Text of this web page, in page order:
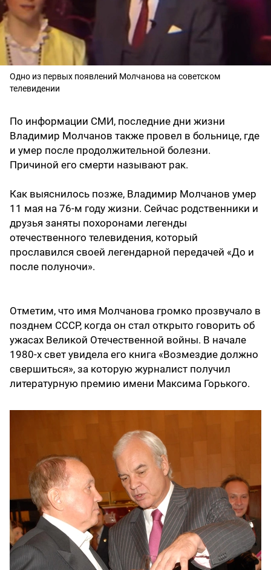
Одно из первых появлений Молчанова на советском
телевидении
По информации СМИ, последние дни жизни
Владимир Молчанов также провел в больнице, где
и умер после продолжительной болезни.
Причиной его смерти называют рак.
Как выяснилось позже, Владимир Молчанов умер
11 мая на 76-м году жизни. Сейчас родственники и
друзья заняты похоронами легенды
отечественного телевидения, который
прославился своей легендарной передачей «До и
после полуночи».
Отметим, что имя Молчанова громко прозвучало в
позднем СССР, когда он стал открыто говорить об
ужасах Великой Отечественной войны. В начале
1980-х свет увидела его книга «Возмездие должно
свершиться», за которую журналист получил
литературную премию имени Максима Горького.